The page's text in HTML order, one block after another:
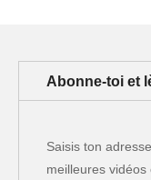
Abonne-toi et
Saisis ton
meilleures